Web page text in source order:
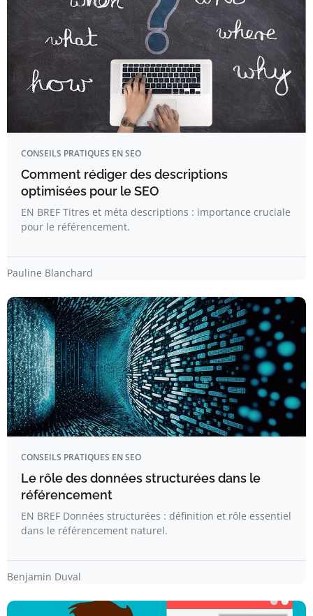
CONSEILS PRATIQUES EN SEO
Comment rédiger des descriptions
optimisées pour le SEO
EN BREF Titres et méta descriptions : importance cruciale
pour le référencement.
Pauline Blanchard
CONSEILS PRATIQUES EN SEO
Le rôle des données structurées dans le
référencement
EN BREF Données structurées : définition et rôle essentiel
dans le référencement naturel.
Benjamin Duval